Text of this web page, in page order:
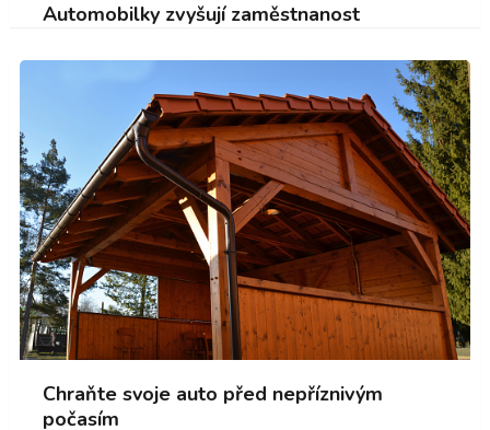
Automobilky zvyšují zaměstnanost
Chraňte svoje auto před nepříznivým
počasím